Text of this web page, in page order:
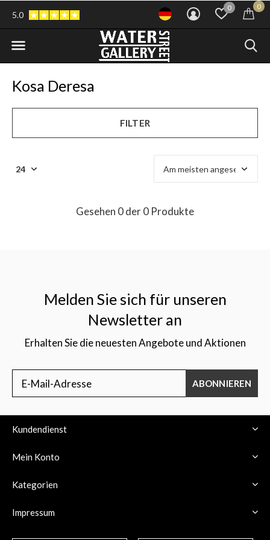
0 0
5.0
Kosa Deresa
FILTER
Gesehen 0 der 0 Produkte
Melden Sie sich für unseren
Newsletter an
Erhalten Sie die neuesten Angebote und Aktionen
ABONNIEREN
Kundendienst
Mein Konto
Kategorien
Impressum